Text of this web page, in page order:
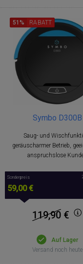
Symbo D300B
Saug- und
geräuscharmer Betrieb,
anspruchslose
51% RABATT
Sonderpreis
59,00 €
119,90 €
Auf Lager
Versand noch heute